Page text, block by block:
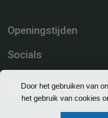
Door het gebruiken van
het gebruik van cookies
Openingstijden
Socials
Klantenservice